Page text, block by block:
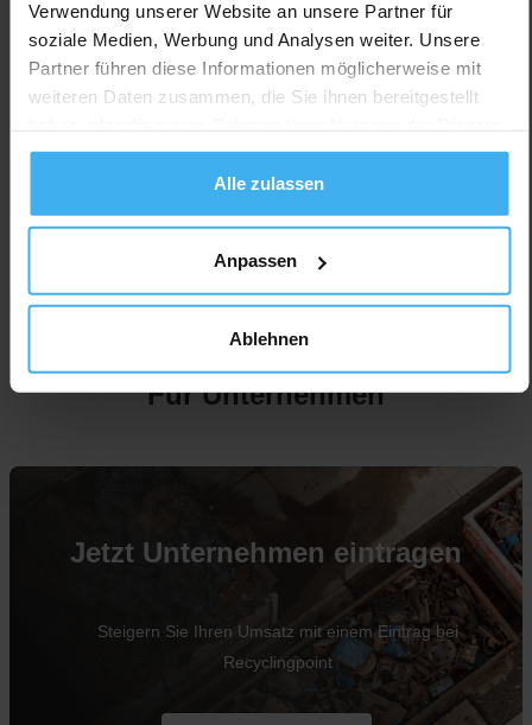
Verwendung unserer Website an unsere Partner für
soziale Medien, Werbung und Analysen weiter. Unsere
Partner führen diese Informationen möglicherweise mit
weiteren Daten zusammen, die Sie ihnen bereitgestellt
gesammelt haben.
Alle zulassen
Anpassen
Ablehnen
Noch keine Bewertung
Krösliner Str. 1, 17438 Wolgast, Deutschland
Auf Karte Anzeigen
Für Unternehmen
Jetzt Unternehmen eintragen
Steigern Sie Ihren Umsatz mit einem Eintrag bei
Recyclingpoint